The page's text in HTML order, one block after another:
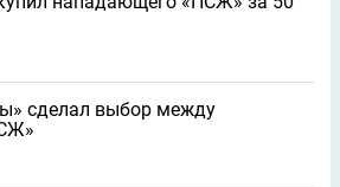
сделал выбор между